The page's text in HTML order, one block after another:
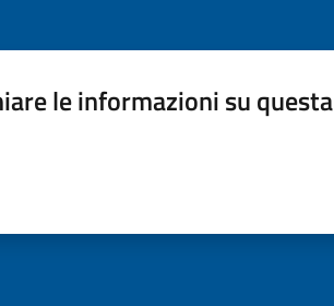
le informazioni su questa